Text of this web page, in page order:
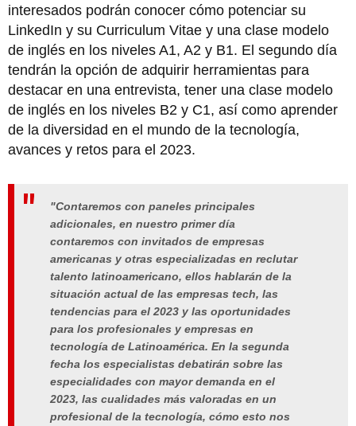
interesados podrán conocer cómo potenciar su
LinkedIn y su Curriculum Vitae y una clase modelo
de inglés en los niveles A1, A2 y B1. El segundo día
tendrán la opción de adquirir herramientas para
destacar en una entrevista, tener una clase modelo
de inglés en los niveles B2 y C1, así como aprender
de la diversidad en el mundo de la tecnología,
avances y retos para el 2023.
"Contaremos con paneles principales
adicionales, en nuestro primer día
contaremos con invitados de empresas
americanas y otras especializadas en reclutar
talento latinoamericano, ellos hablarán de la
situación actual de las empresas tech, las
tendencias para el 2023 y las oportunidades
para los profesionales y empresas en
tecnología de Latinoamérica. En la segunda
fecha los especialistas debatirán sobre las
especialidades con mayor demanda en el
2023, las cualidades más valoradas en un
profesional de la tecnología, cómo esto nos